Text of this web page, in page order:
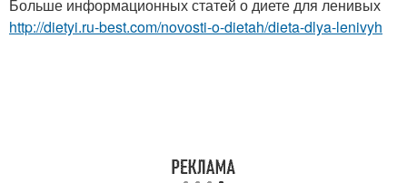
Больше информационных статей о диете для ленивых
http://dietyi.ru-best.com/novosti-o-dietah/dieta-dlya-lenivyh